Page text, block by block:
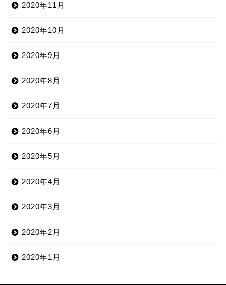
2020年11月
2020年10月
2020年9月
2020年8月
2020年7月
2020年6月
2020年5月
2020年4月
2020年3月
2020年2月
2020年1月